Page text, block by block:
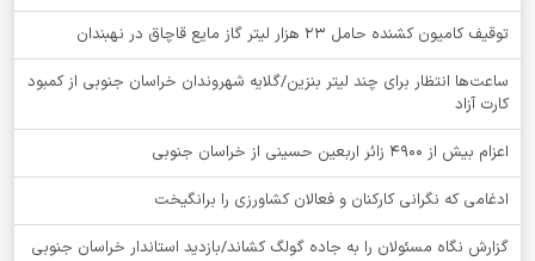
توقيف کامیون کشنده حامل 23 هزار لیتر گاز مایع قاچاق در نهبندان
ساعت‌ها انتظار برای چند لیتر بنزین/گلایه شهروندان خراسان جنوبی از کمبود
کارت آزاد
اعزام بیش از 4900 زائر اربعین حسینی از خراسان جنوبی
ادغامی که نگرانی کارکنان و فعالان کشاورزی را برانگیخت
گزارش نگاه مسئولان را به جاده گولگ کشاند/بازدید استاندار خراسان جنوبی